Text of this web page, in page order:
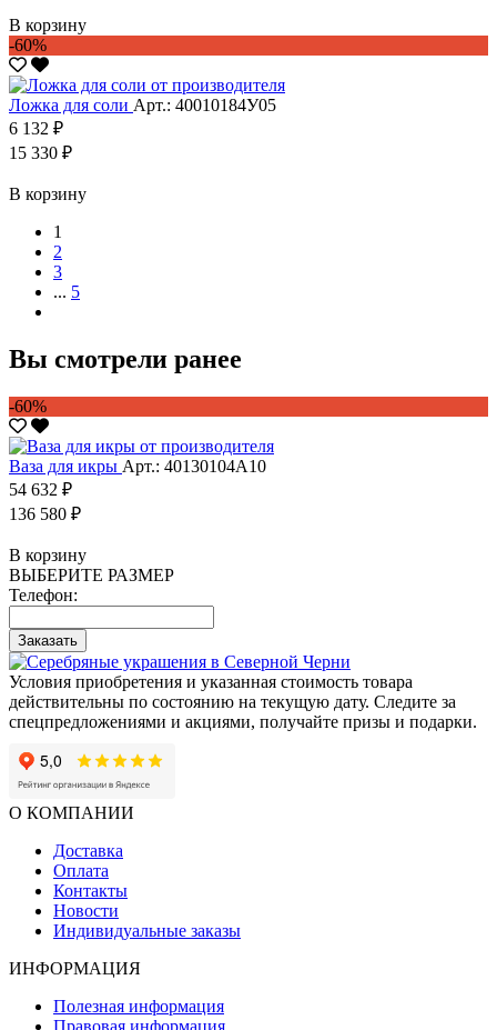
В корзину
-60%
Ложка для соли Арт.: 40010184У05
6 132 ₽
15 330 ₽
В корзину
1
2
3
... 5
Вы смотрели ранее
-60%
Ваза для икры Арт.: 40130104А10
54 632 ₽
136 580 ₽
В корзину
ВЫБЕРИТЕ РАЗМЕР
Телефон:
Заказать
Условия приобретения и указанная стоимость товара
действительны по состоянию на текущую дату. Следите за
спецпредложениями и акциями, получайте призы и подарки.
О КОМПАНИИ
Доставка
Оплата
Контакты
Новости
Индивидуальные заказы
ИНФОРМАЦИЯ
Полезная информация
Правовая информация